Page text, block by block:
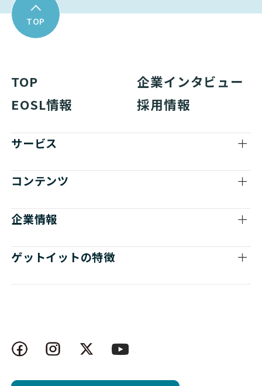
TOP
TOP
企業インタビュー
EOSL情報
採用情報
サービス
コンテンツ
企業情報
ゲットイットの特徴